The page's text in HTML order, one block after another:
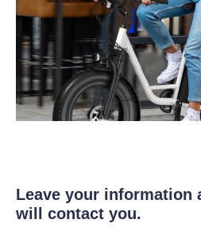
Leave your information
will contact you.